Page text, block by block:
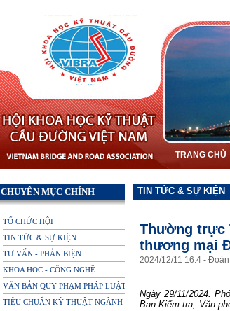
TRANG CHỦ
CHUYÊN MỤC CHÍNH
TỔ CHỨC HỘI
TIN TỨC & SỰ KIỆN
TƯ VẤN - PHẢN BIỆN
KHOA HOC - CÔNG NGHỆ
VĂN BẢN QUY PHẠM PHÁP LUẬT
TIÊU CHUẨN KỸ THUẬT NGÀNH
TIN TỨC & SỰ KIỆN
Thường trực
thương mại
2024/12/11 16:4- Đoàn
Ngày 29/11/2024.
Ban Kiểm tra, Văn